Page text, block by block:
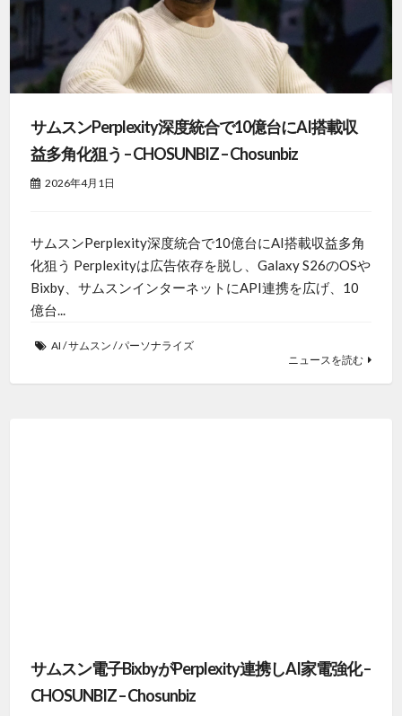
サムスンPerplexity深度統合で10億台にAI搭載収
益多角化狙う – CHOSUNBIZ – Chosunbiz
2026年4月1日
サムスンPerplexity深度統合で10億台にAI搭載収益多角
化狙う Perplexityは広告依存を脱し、Galaxy S26のOSや
Bixby、サムスンインターネットにAPI連携を広げ、10
億台...
AI /サムスン /パーソナライズ
ニュースを読む
サムスン電子BixbyがPerplexity連携しAI家電強化 –
CHOSUNBIZ – Chosunbiz